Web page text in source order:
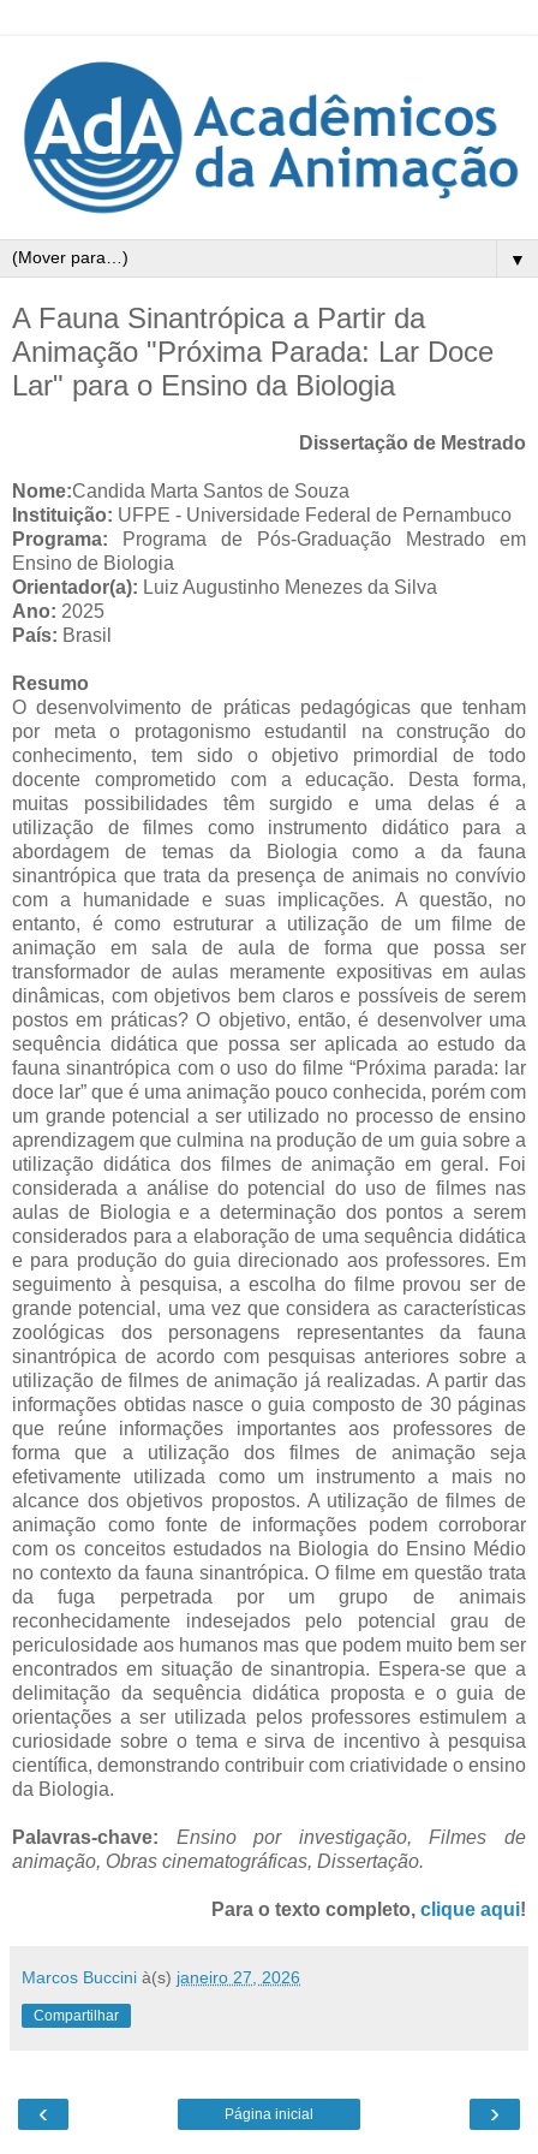
▼
A Fauna Sinantrópica a Partir da
Animação "Próxima Parada: Lar Doce
Lar" para o Ensino da Biologia
Dissertação de Mestrado
Nome:Candida Marta Santos de Souza
Instituição: UFPE - Universidade Federal de Pernambuco
Programa:
Programa de Pós-Graduação Mestrado em
Ensino de Biologia
Orientador(a): Luiz Augustinho Menezes da Silva
Ano: 2025
País: Brasil
Resumo
O desenvolvimento de práticas pedagógicas que tenham
por meta o protagonismo estudantil na construção do
conhecimento, tem sido o objetivo primordial de todo
docente comprometido com a educação. Desta forma,
muitas possibilidades têm surgido e uma delas é a
utilização de filmes como instrumento didático para a
abordagem de temas da Biologia como a da fauna
sinantrópica que trata da presença de animais no convívio
com a humanidade e suas implicações. A questão, no
entanto, é como estruturar a utilização de um filme de
animação em sala de aula de forma que possa ser
transformador de aulas meramente expositivas em aulas
dinâmicas, com objetivos bem claros e possíveis de serem
postos em práticas? O objetivo, então, é desenvolver uma
sequência didática que possa ser aplicada ao estudo da
fauna sinantrópica com o uso do filme “Próxima parada: lar
doce lar” que é uma animação pouco conhecida, porém com
um grande potencial a ser utilizado no processo de ensino
aprendizagem que culmina na produção de um guia sobre a
utilização didática dos filmes de animação em geral. Foi
considerada a análise do potencial do uso de filmes nas
aulas de Biologia e a determinação dos pontos a serem
considerados para a elaboração de uma sequência didática
e para produção do guia direcionado aos professores. Em
seguimento à pesquisa, a escolha do filme provou ser de
grande potencial, uma vez que considera as características
zoológicas dos personagens representantes da fauna
sinantrópica de acordo com pesquisas anteriores sobre a
utilização de filmes de animação já realizadas. A partir das
informações obtidas nasce o guia composto de 30 páginas
que reúne informações importantes aos professores de
forma que a utilização dos filmes de animação seja
efetivamente utilizada como um instrumento a mais no
alcance dos objetivos propostos. A utilização de filmes de
animação como fonte de informações podem corroborar
com os conceitos estudados na Biologia do Ensino Médio
no contexto da fauna sinantrópica. O filme em questão trata
da fuga perpetrada por um grupo de animais
reconhecidamente indesejados pelo potencial grau de
periculosidade aos humanos mas que podem muito bem ser
encontrados em situação de sinantropia. Espera-se que a
delimitação da sequência didática proposta e o guia de
orientações a ser utilizada pelos professores estimulem a
curiosidade sobre o tema e sirva de incentivo à pesquisa
científica, demonstrando contribuir com criatividade o ensino
da Biologia.
Palavras-chave: Ensino por investigação, Filmes de
animação, Obras cinematográficas, Dissertação.
Para o texto completo, clique aqui!
Marcos Buccini à(s) janeiro 27, 2026
Compartilhar
‹ ›
Página inicial